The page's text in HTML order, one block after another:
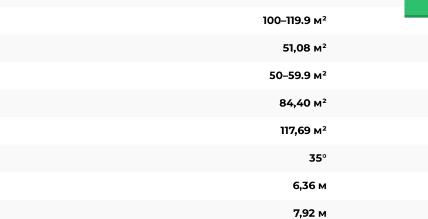
100–119.9 м²
51,08 м²
50–59.9 м²
84,40 м²
117,69 м²
35°
6,36 м
7,92 м